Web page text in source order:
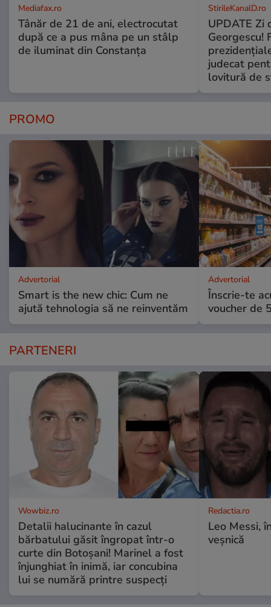
Mediafax.ro
Tânăr de 21 de ani, electrocutat
după ce a pus mâna pe un stâlp
de iluminat din Constanța
StirileKanalD.ro
UPDATE Zi
Georgescu!
judecat
lovitură de
PROMO
Advertorial
Smart is the new chic: Cum ne
ajută tehnologia să ne reinventăm
Advertorial
Înscrie-te
voucher de
PARTENERI
Wowbiz.ro
Detalii halucinante în cazul
bărbatului găsit îngropat într-o
curte din Botoșani! Marinel a fost
înjunghiat în inimă, iar concubina
lui se numără printre suspecți
Redactia.ro
Leo Messi,
veșnică